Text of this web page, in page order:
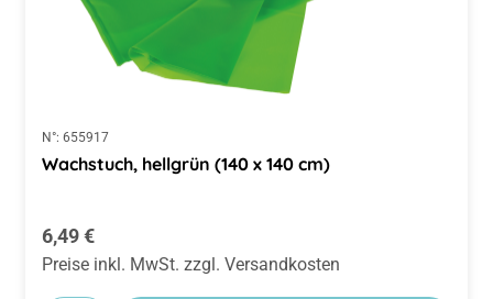
N°: 655917
Wachstuch, hellgrün (140 x 140 cm)
Regulärer Preis:
6,49 €
Preise inkl. MwSt. zzgl. Versandkosten